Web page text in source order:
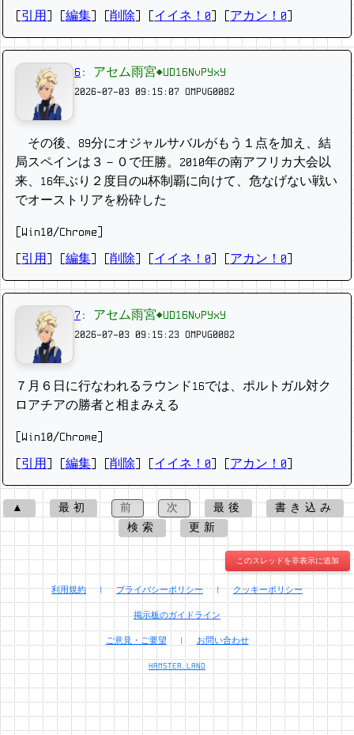
引用 編集 削除 イイネ！0 アカン！0
6 : アセム雨宮◆UD16NvPYxY
2026-07-03 09:15:07 OMPVG0082
その後、89分にオジャルサバルがもう１点を加え、結
局スペインは３－０で圧勝。2010年の南アフリカ大会以
来、16年ぶり２度目のW杯制覇に向けて、危なげない戦い
でオーストリアを粉砕した
[Win10/Chrome]
引用 編集 削除 イイネ！0 アカン！0
7 : アセム雨宮◆UD16NvPYxY
2026-07-03 09:15:23 OMPVG0082
７月６日に行なわれるラウンド16では、ポルトガル対ク
ロアチアの勝者と相まみえる
[Win10/Chrome]
引用 編集 削除 イイネ！0 アカン！0
▲ 最初 前 次 最後
書き込み
検索
更新
このスレッドを非表示に追加
利用規約 | プライバシーポリシー | クッキーポリシー
掲示板のガイドライン
ご意見・ご要望 | お問い合わせ
HAMSTER.LAND